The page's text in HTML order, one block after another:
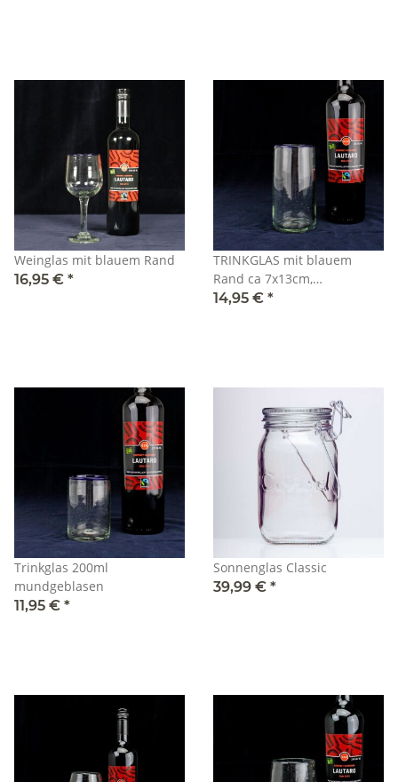
Weinglas mit blauem Rand
16,95 € *
TRINKGLAS mit blauem
Rand ca 7x13cm,
mundgeblasen
14,95 € *
Trinkglas 200ml
mundgeblasen
11,95 € *
Sonnenglas Classic
39,99 € *